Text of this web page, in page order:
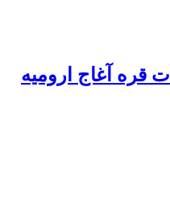
قره آغاج ارومیه